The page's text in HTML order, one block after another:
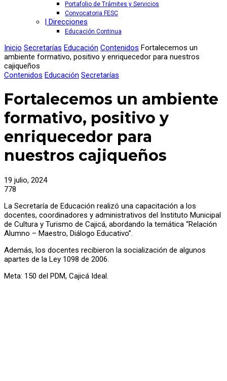
Portafolio de Trámites y Servicios
Convocatoria FESC
| Direcciones
Educación Continua
Inicio Secretarías Educación Contenidos Fortalecemos un
ambiente formativo, positivo y enriquecedor para nuestros
cajiqueños
Contenidos Educación Secretarías
Fortalecemos un ambiente
formativo, positivo y
enriquecedor para
nuestros cajiqueños
19 julio, 2024
778
La Secretaría de Educación realizó una capacitación a los
docentes, coordinadores y administrativos del Instituto Municipal
de Cultura y Turismo de Cajicá, abordando la temática “Relación
Alumno – Maestro, Diálogo Educativo”.
Además, los docentes recibieron la socialización de algunos
apartes de la Ley 1098 de 2006.
Meta: 150 del PDM, Cajicá Ideal.